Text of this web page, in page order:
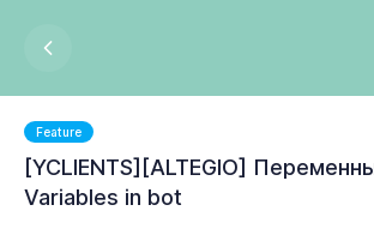
Feature
[YCLIENTS][ALTEGIO]
Variables in bot